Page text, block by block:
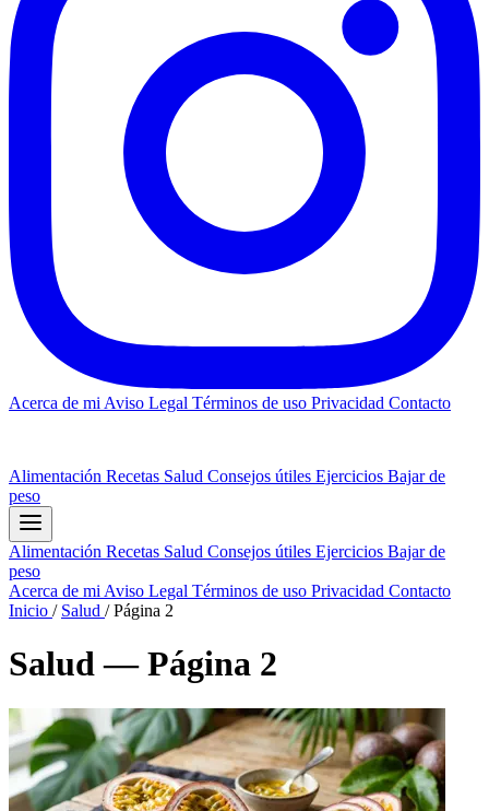
Acerca de mi Aviso Legal Términos de uso Privacidad Contacto
Alimentación Recetas Salud Consejos útiles Ejercicios Bajar de
peso
Alimentación Recetas Salud Consejos útiles Ejercicios Bajar de
peso
Acerca de mi Aviso Legal Términos de uso Privacidad Contacto
Inicio / Salud / Página 2
Salud — Página 2